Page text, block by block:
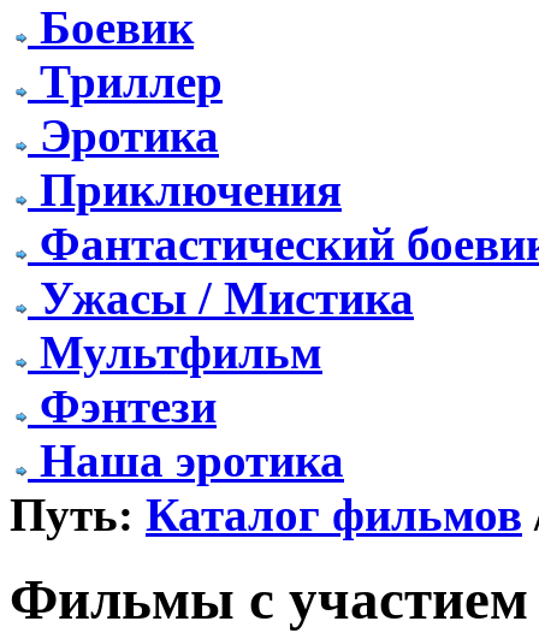
Боевик
Триллер
Эротика
Приключения
Фантастический
Ужасы / Мистика
Мультфильм
Фэнтези
Наша эротика
Путь: Каталог фильмов
Фильмы с участием